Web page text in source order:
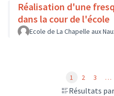
Réalisation d'une
dans la cour de l'école
Ecole de La Chapelle aux
Résultats
1 2 3 …